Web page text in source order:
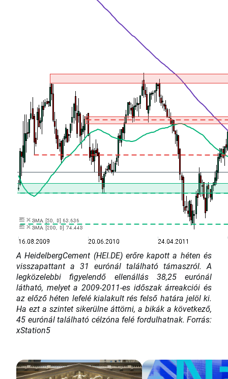
A HeidelbergCement (HEI.DE) erőre kapott a héten és
visszapattant a 31 eurónál található támaszról. A
legközelebbi figyelendő ellenállás 38,25 eurónál
látható, melyet a 2009-2011-es időszak árreakciói és
az előző héten lefelé kialakult rés felső határa jelöl ki.
Ha ezt a szintet sikerülne áttörni, a bikák a következő,
45 eurónál található célzóna felé fordulhatnak. Forrás:
xStation5